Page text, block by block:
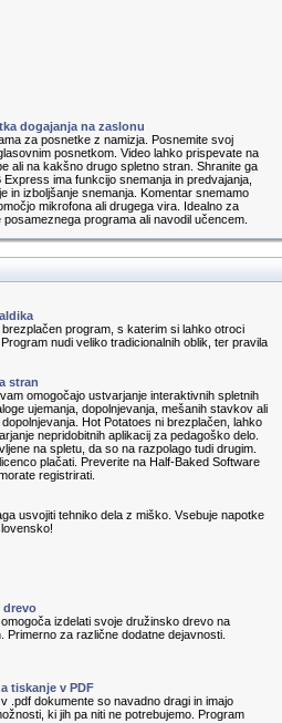
dogajanja na zaslonu
za posnetke z namizja. Posnemite svoj
posnetkom. Video lahko prispevate na
ali na kakšno drugo spletno stran. Shranite ga
Express ima funkcijo snemanja in predvajanja,
in izboljšanje snemanja. Komentar snemamo
mikrofona ali drugega vira. Idealno za
programa ali navodil učencem.
program, s katerim si lahko otroci
nudi veliko tradicionalnih oblik, ter pravila
stran
omogočajo ustvarjanje interaktivnih spletnih
ujemanja, dopolnjevanja, mešanih stavkov ali
Hot Potatoes ni brezplačen, lahko
nepridobitnih aplikacij za pedagoško delo.
na spletu, da so na razpolago tudi drugim.
plačati. Preverite na Half-Baked Software
registrirati.
usvojiti tehniko dela z miško. Vsebuje napotke
drevo
izdelati svoje družinsko drevo na
Primerno za različne dodatne dejavnosti.
tiskanje v PDF
.pdf dokumente so navadno dragi in imajo
ki jih pa niti ne potrebujemo. Program